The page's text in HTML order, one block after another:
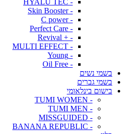
- HYALU TEC
- Skin Booster
- C power
- Perfect Care
- + Revival
- MULTI EFFECT
- Young
- Oil Free
בשמי נשים
בשמי גברים
בישום בינלאומי
- TUMI WOMEN
- TUMI MEN
- MISSGUIDED
- BANANA REPUBLIC